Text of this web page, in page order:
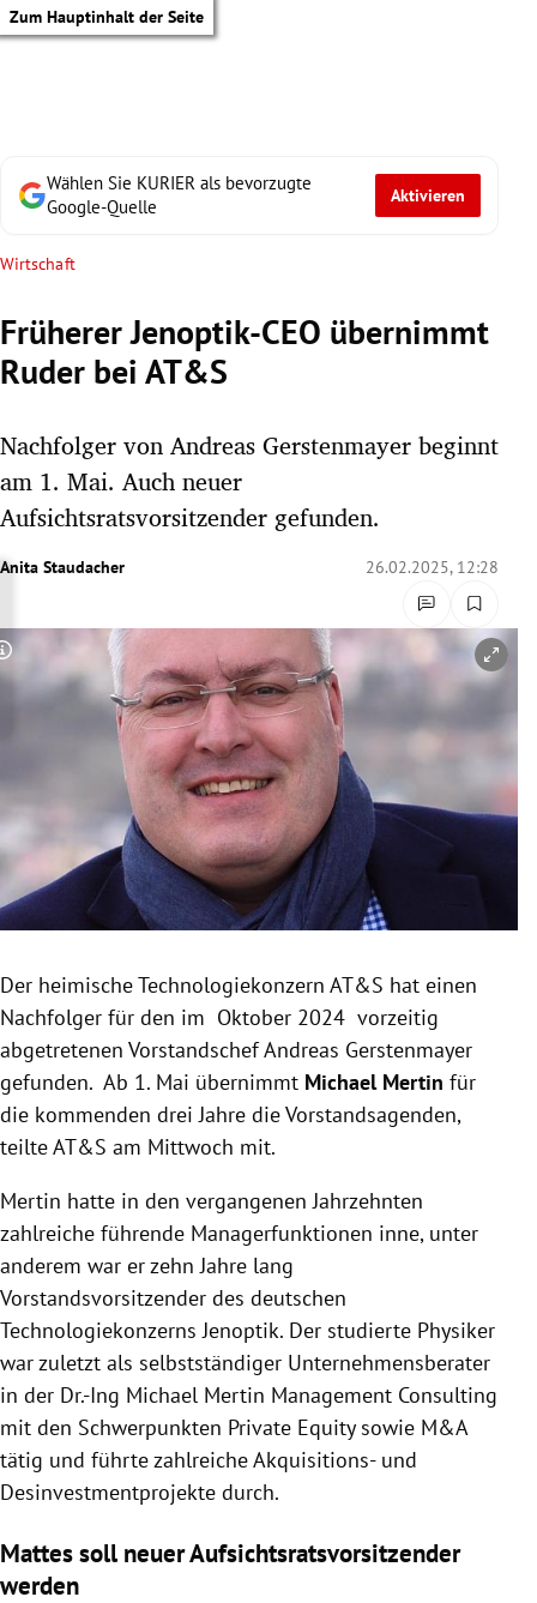
Zum Hauptinhalt der Seite
Untermenü
Untermenü
Untermenü
Untermenü
Untermenü
Untermenü
Untermenü
Wählen Sie KURIER als bevorzugte
Google-Quelle
Aktivieren
Wirtschaft
Früherer Jenoptik-CEO übernimmt
Ruder bei AT&S
Nachfolger von Andreas Gerstenmayer beginnt
am 1. Mai. Auch neuer
Aufsichtsratsvorsitzender gefunden.
Anita Staudacher 26.02.2025, 12:28
Copyright-Hinweis öffnen/schließen
Der heimische Technologiekonzern AT&S hat einen
Nachfolger für den im Oktober 2024 vorzeitig
abgetretenen Vorstandschef Andreas Gerstenmayer
gefunden. Ab 1. Mai übernimmt Michael Mertin für
die kommenden drei Jahre die Vorstandsagenden,
teilte AT&S am Mittwoch mit.
Mertin hatte in den vergangenen Jahrzehnten
zahlreiche führende Managerfunktionen inne, unter
anderem war er zehn Jahre lang
Vorstandsvorsitzender des deutschen
Technologiekonzerns Jenoptik. Der studierte Physiker
war zuletzt als selbstständiger Unternehmensberater
in der Dr.-Ing Michael Mertin Management Consulting
mit den Schwerpunkten Private Equity sowie M&A
tätig und führte zahlreiche Akquisitions- und
Desinvestmentprojekte durch.
Mattes soll neuer Aufsichtsratsvorsitzender
werden